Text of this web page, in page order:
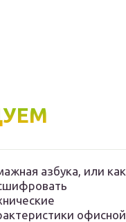
азбука, или как
офисной